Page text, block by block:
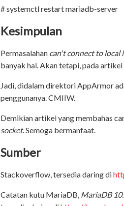
# systemctl restart mariadb-server
Kesimpulan
Permasalahan can't connect to local
banyak hal. Akan tetapi, pada
Jadi, didalam direktori AppArmor
penggunanya. CMIIW.
Demikian artikel yang membahas
socket. Semoga bermanfaat.
Sumber
Stackoverflow, tersedia daring di
Catatan kutu MariaDB, MariaDB